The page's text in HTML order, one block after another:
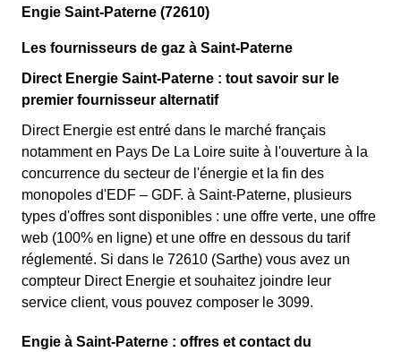
Engie Saint-Paterne (72610)
Les fournisseurs de gaz à Saint-Paterne
Direct Energie Saint-Paterne : tout savoir sur le
premier fournisseur alternatif
Direct Energie est entré dans le marché français
notamment en Pays De La Loire suite à l'ouverture à la
concurrence du secteur de l'énergie et la fin des
monopoles d'EDF – GDF. à Saint-Paterne, plusieurs
types d'offres sont disponibles : une offre verte, une offre
web (100% en ligne) et une offre en dessous du tarif
réglementé. Si dans le 72610 (Sarthe) vous avez un
compteur Direct Energie et souhaitez joindre leur
service client, vous pouvez composer le 3099.
Engie à Saint-Paterne : offres et contact du